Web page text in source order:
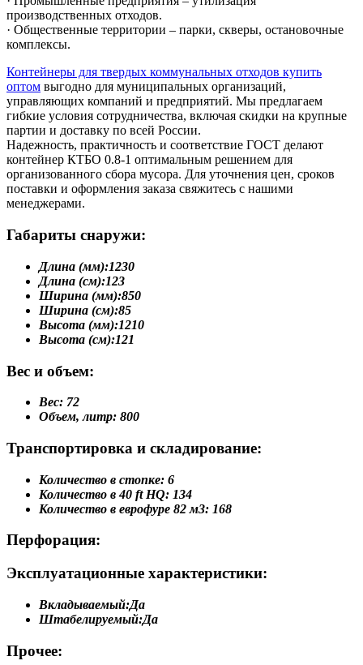
производственных отходов.
· Общественные территории – парки, скверы, остановочные
комплексы.
Контейнеры для твердых коммунальных отходов купить
оптом выгодно для муниципальных организаций,
управляющих компаний и предприятий. Мы предлагаем
гибкие условия сотрудничества, включая скидки на крупные
партии и доставку по всей России.
Надежность, практичность и соответствие ГОСТ делают
контейнер КТБО 0.8-1 оптимальным решением для
организованного сбора мусора. Для уточнения цен, сроков
поставки и оформления заказа свяжитесь с нашими
менеджерами.
Габариты снаружи:
Длина (мм):1230
Длина (см):123
Ширина (мм):850
Ширина (см):85
Высота (мм):1210
Высота (см):121
Вес и объем:
Вес: 72
Объем, литр: 800
Транспортировка и складирование:
Количество в стопке: 6
Количество в 40 ft HQ: 134
Количество в еврофуре 82 м3: 168
Перфорация:
Эксплуатационные характеристики:
Вкладываемый:Да
Штабелируемый:Да
Прочее: